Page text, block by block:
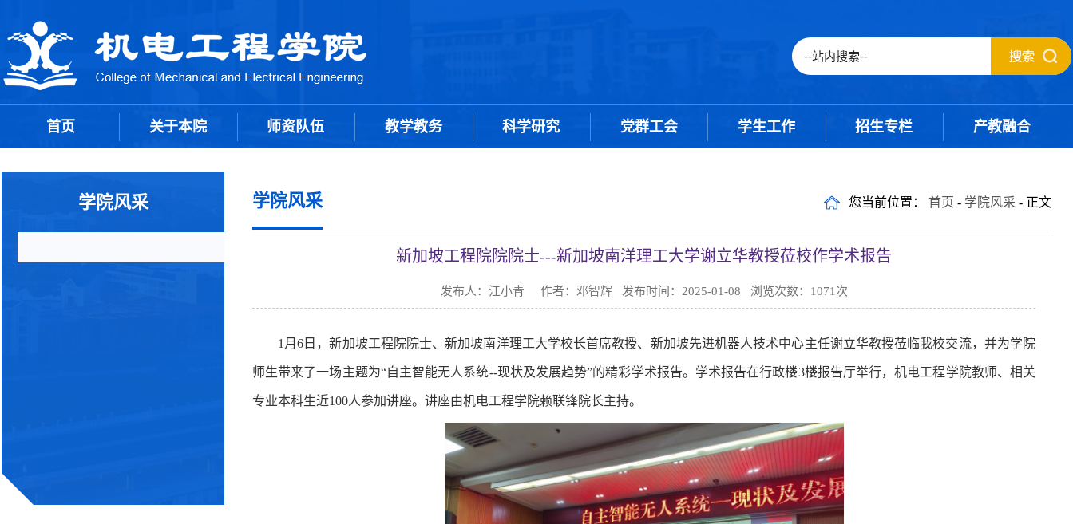
首页 关于本院 师资队伍 教学教务 科学研究 党群工会 学生工作 招生专栏 产教融合
学院风采 学院风采 您当前位置： 首页 - 学院风采 - 正文
新加坡工程院院院士---新加坡南洋理工大学谢立华教授莅校作学术报告
发布人：江小青 作者：邓智辉 发布时间：2025-01-08 浏览次数： 1071 次
1月6日，新加坡工程院院士、新加坡南洋理工大学校长首席教授、新加坡先进机器人技术中心主任谢立华教授莅临我校交流，并为学院
师生带来了一场主题为“自主智能无人系统--现状及发展趋势”的精彩学术报告。学术报告在行政楼3楼报告厅举行，机电工程学院教师、相关
专业本科生近100人参加讲座。讲座由机电工程学院赖联锋院长主持。